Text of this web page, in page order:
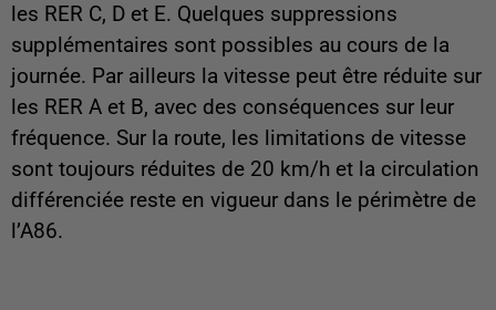
les RER C, D et E. Quelques suppressions
supplémentaires sont possibles au cours de la
journée. Par ailleurs la vitesse peut être réduite sur
les RER A et B, avec des conséquences sur leur
fréquence. Sur la route, les limitations de vitesse
sont toujours réduites de 20 km/h et la circulation
différenciée reste en vigueur dans le périmètre de
l’A86.